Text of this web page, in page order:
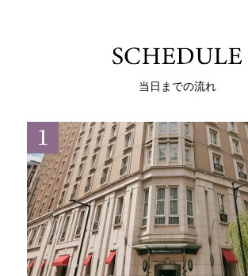
当日までの流れ